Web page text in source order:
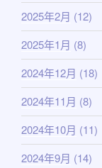
2025年2月 (12)
2025年1月 (8)
2024年12月 (18)
2024年11月 (8)
2024年10月 (11)
2024年9月 (14)